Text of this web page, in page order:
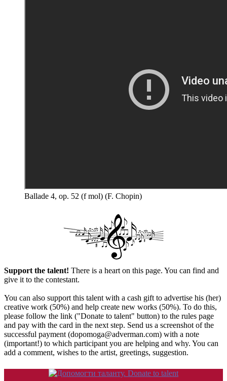
Ballade 4, op. 52 (f mol) (F. Chopin)
Support the talent! There is a heart on this page. You can find and
give it to the contestant.
You can also support this talent with a cash gift to advertise his (her)
creative work (50%) and help create new works (50%). To do this,
please follow the link ("Donate to talent" button) to the rules page
and pay with the card in the next step. Send us a screenshot of the
successful payment (dopomoga@adverman.com) with a note
(important!) to which participant you are helping and why. You can
add a comment, wishes to the artist, greetings, suggestion.